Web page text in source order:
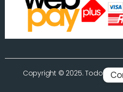
Copyright © 2025. Todos los